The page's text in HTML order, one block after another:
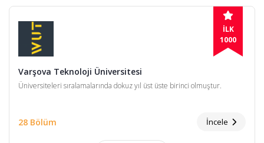
İLK
1000
Varşova Teknoloji Üniversitesi
Üniversiteleri sıralamalarında dokuz yıl üst üste birinci olmuştur.
28 Bölüm İncele